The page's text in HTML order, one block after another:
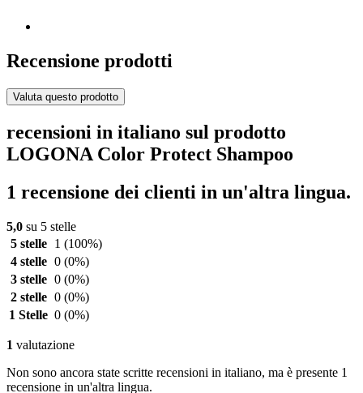
Recensione prodotti
Valuta questo prodotto
recensioni in italiano sul prodotto
LOGONA Color Protect Shampoo
1 recensione dei clienti in un'altra lingua.
5,0 su 5 stelle
5 stelle
1 (100%)
4 stelle 0 (0%)
3 stelle 0 (0%)
2 stelle 0 (0%)
1 Stelle 0 (0%)
1 valutazione
Non sono ancora state scritte recensioni in italiano, ma è presente 1
recensione in un'altra lingua.